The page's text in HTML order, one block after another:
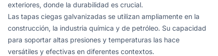
exteriores, donde la durabilidad es crucial.
Las tapas ciegas galvanizadas se utilizan ampliamente en la
construcción, la industria química y de petróleo. Su capacidad
para soportar altas presiones y temperaturas las hace
versátiles y efectivas en diferentes contextos.